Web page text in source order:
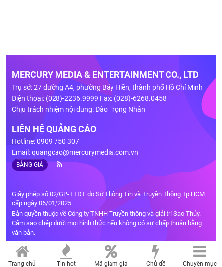
MERCURY MEDIA & ENTERTAINMENT CO., LTD
Trụ sở: 27 đường A4, phường Bảy Hiền, thành phố Hồ Chí Minh
Điện thoại: (028)-2236.9999 Fax: (028)-6268.0458
Chịu trách nhiệm nội dung: Đào Trọng Nhân
LIÊN HỆ QUẢNG CÁO
Hotline: 0909 750 307
Email:quangcao@mercurymedia.com.vn
BẢNG GIÁ
Giấy phép số 02/GP-TTĐT do Sở Thông Tin và Truyền Thông Tp.HCM
cấp ngày 06/01/2025
Bản quyền thuộc về Công ty TNHH Truyền thông và giải trí Sao Thủy.
Cấm sao chép dưới mọi hình thức nếu không có sự chấp thuận bằng
văn bản.
Trang chủ Tin hot Mã giảm giá Chủ đề Chuyên mục